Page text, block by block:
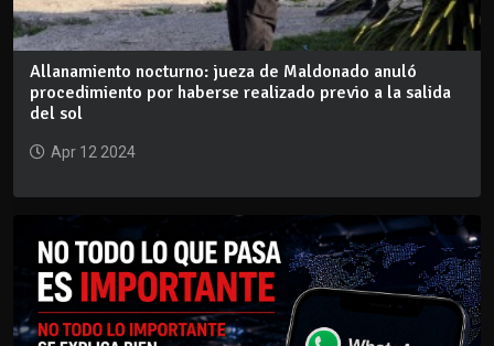
Allanamiento nocturno: jueza de Maldonado anuló
procedimiento por haberse realizado previo a la salida
del sol
Apr 12 2024